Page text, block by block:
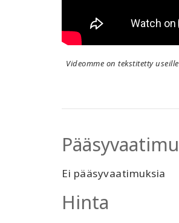
Videomme on tekstitetty
Ei pääsyvaatimuksia
Hinta